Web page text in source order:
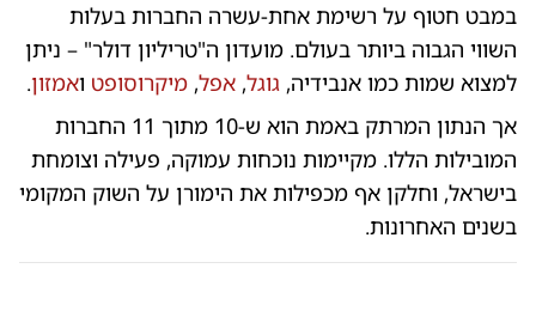
במבט חטוף על רשימת אחת-עשרה החברות בעלות
השווי הגבוה ביותר בעולם. מועדון ה"טריליון דולר" – ניתן
למצוא שמות כמו אנבידיה, גוגל, אפל, מיקרוסופט ואמזון.
אך הנתון המרתק באמת הוא ש-10 מתוך 11 החברות
המובילות הללו. מקיימות נוכחות עמוקה, פעילה וצומחת
בישראל, וחלקן אף מכפילות את הימורן על השוק המקומי
בשנים האחרונות.